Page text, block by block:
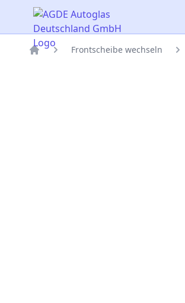
AGDE Autoglas Deutschland GmbH
Frontscheibe wechseln